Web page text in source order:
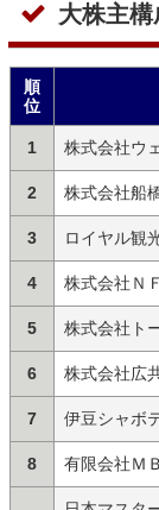
大株主構
順
位
1 株式会社ウ
2 株式会社船
3 ロイヤル観
4 株式会社Ｎ
5 株式会社ト
6 株式会社広
7 伊豆シャボ
8 有限会社Ｍ